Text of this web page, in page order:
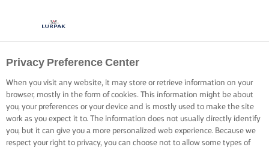
Privacy Preference Center
When you visit any website, it may store or retrieve information on your
browser, mostly in the form of cookies. This information might be about
you, your preferences or your device and is mostly used to make the site
work as you expect it to. The information does not usually directly identify
you, but it can give you a more personalized web experience. Because we
respect your right to privacy, you can choose not to allow some types of